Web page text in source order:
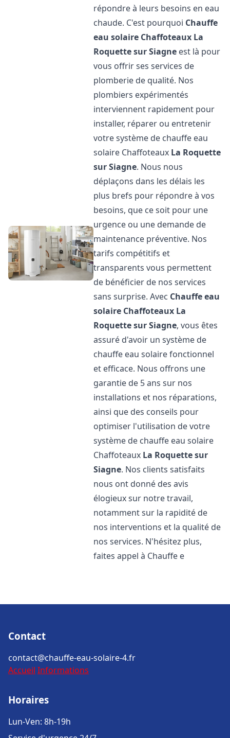
répondre à leurs besoins en eau
chaude. C'est pourquoi Chauffe
eau solaire Chaffoteaux La
Roquette sur Siagne est là pour
vous offrir ses services de
plomberie de qualité. Nos
plombiers expérimentés
interviennent rapidement pour
installer, réparer ou entretenir
votre système de chauffe eau
solaire Chaffoteaux La Roquette
sur Siagne. Nous nous
déplaçons dans les délais les
plus brefs pour répondre à vos
besoins, que ce soit pour une
urgence ou une demande de
maintenance préventive. Nos
tarifs compétitifs et
transparents vous permettent
de bénéficier de nos services
sans surprise. Avec Chauffe eau
solaire Chaffoteaux La
Roquette sur Siagne, vous êtes
assuré d'avoir un système de
chauffe eau solaire fonctionnel
et efficace. Nous offrons une
garantie de 5 ans sur nos
installations et nos réparations,
ainsi que des conseils pour
optimiser l'utilisation de votre
système de chauffe eau solaire
Chaffoteaux La Roquette sur
Siagne. Nos clients satisfaits
nous ont donné des avis
élogieux sur notre travail,
notamment sur la rapidité de
nos interventions et la qualité de
nos services. N'hésitez plus,
faites appel à Chauffe e
Contact
contact@chauffe-eau-solaire-4.fr
Accueil Informations
Horaires
Lun-Ven: 8h-19h